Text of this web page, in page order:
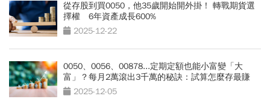
從存股到買0050，他35歲開始開外掛！ 轉戰期貨選
擇權 6年資產成長600%
2025-12-22
0050、0056、00878...定期定額也能小富變「大
富」？每月2萬滾出3千萬的秘訣：試算怎麼存最賺
2025-12-05